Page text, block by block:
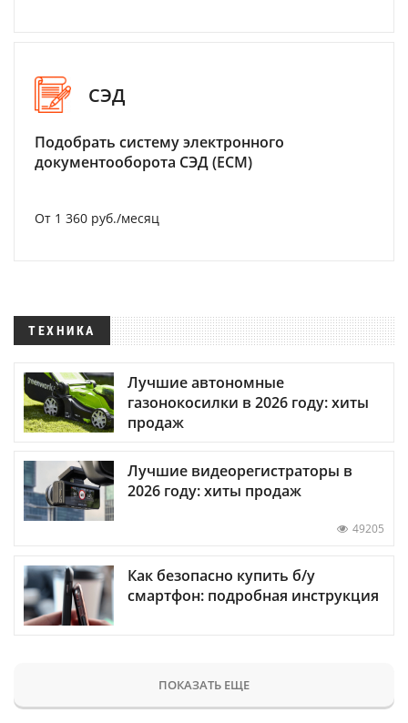
СЭД
Подобрать систему электронного
документооборота СЭД (ECM)
От 1 360 руб./месяц
ТЕХНИКА
Лучшие автономные
газонокосилки в 2026 году: хиты
продаж
Лучшие видеорегистраторы в
2026 году: хиты продаж
49205
Как безопасно купить б/у
смартфон: подробная инструкция
ПОКАЗАТЬ ЕЩЕ